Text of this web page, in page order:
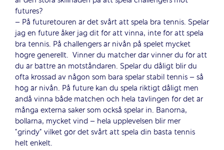
futures?
– På futuretouren är det svårt att spela bra tennis. Spelar
jag en future åker jag dit för att vinna, inte för att spela
bra tennis. På challengers är nivån på spelet mycket
högre generellt. Vinner du matcher där vinner du för att
du är bättre än motståndaren. Spelar du dåligt blir du
ofta krossad av någon som bara spelar stabil tennis – så
hög är nivån. På future kan du spela riktigt dåligt men
ändå vinna både matchen och hela tävlingen för det är
många externa saker som också spelar in. Banorna,
bollarna, mycket vind – hela upplevelsen blir mer
”grindy” vilket gör det svårt att spela din bästa tennis
helt enkelt.